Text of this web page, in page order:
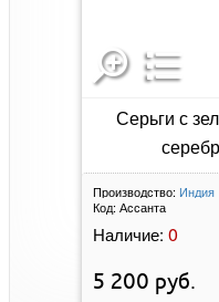
Серьги с
Производство: Индия
Код: Ассанта
Наличие: 0
5 200 руб.